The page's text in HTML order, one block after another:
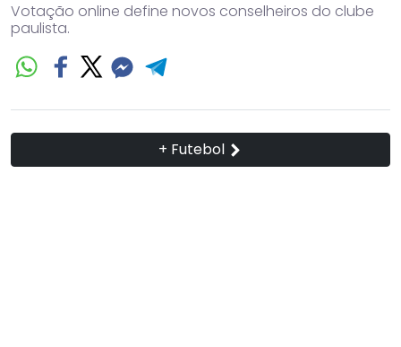
Votação online define novos conselheiros do clube
paulista.
+ Futebol